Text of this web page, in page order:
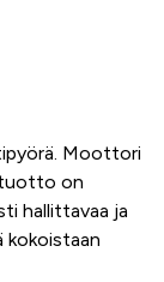
Moottori
on
hallittavaa ja
kokoistaan